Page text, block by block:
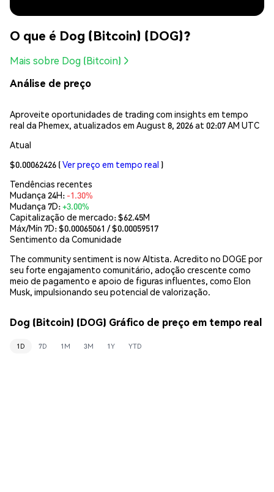
O que é Dog (Bitcoin) (DOG)?
Mais sobre Dog (Bitcoin)
Análise de preço
Aproveite oportunidades de trading com insights em tempo
real da Phemex, atualizados em August 8, 2026 at 02:07 AM UTC
Atual
$0.00062426 (Ver preço em tempo real )
Tendências recentes
Mudança 24H: -1.30%
Mudança 7D:+3.00%
Capitalização de mercado:$62.45M
Máx/Mín 7D: $0.00065061 / $0.00059517
Sentimento da Comunidade
The community sentiment is now Altista. Acredito no DOGE por
seu forte engajamento comunitário, adoção crescente como
meio de pagamento e apoio de figuras influentes, como Elon
Musk, impulsionando seu potencial de valorização.
Dog (Bitcoin) (DOG) Gráfico de preço em tempo real
1D 7D 1M 3M 1Y YTD